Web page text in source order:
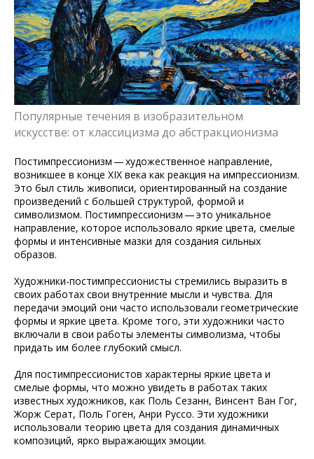
Популярные течения в изобразительном
искусстве: от классицизма до абстракционизма
Постимпрессионизм — художественное направление,
возникшее в конце XIX века как реакция на импрессионизм.
Это был стиль живописи, ориентированный на создание
произведений с большей структурой, формой и
символизмом. Постимпрессионизм — это уникальное
направление, которое использовало яркие цвета, смелые
формы и интенсивные мазки для создания сильных
образов.
Художники-постимпрессионисты стремились выразить в
своих работах свои внутренние мысли и чувства. Для
передачи эмоций они часто использовали геометрические
формы и яркие цвета. Кроме того, эти художники часто
включали в свои работы элементы символизма, чтобы
придать им более глубокий смысл.
Для постимпрессионистов характерны яркие цвета и
смелые формы, что можно увидеть в работах таких
известных художников, как Поль Сезанн, Винсент Ван Гог,
Жорж Серат, Поль Гоген, Анри Руссо. Эти художники
использовали теорию цвета для создания динамичных
композиций, ярко выражающих эмоции.
Подпишитесь на нашу группу ВК